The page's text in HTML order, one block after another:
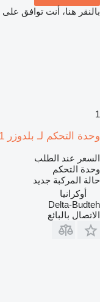
بالنقر هنا، أنت توافق على
1
وحدة التحكم لـ بلدوزر Komatsu D61
السعر عند الطلب
وحدة التحكم
حالة المركبة جديد
أوكرانيا
Delta-Budteh
الاتصال بالبائع